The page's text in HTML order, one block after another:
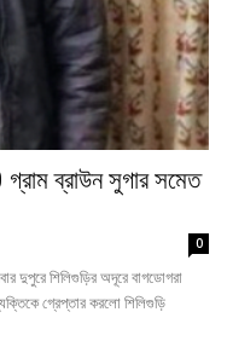
ব্রাউন সুগার সমেত
0
দুপুরে শিলিগুড়ির অদূরে বাগডোগরা
গ্রেপ্তার করলো শিলিগুড়ি